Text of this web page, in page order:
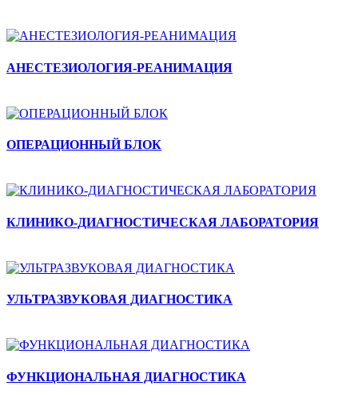
АНЕСТЕЗИОЛОГИЯ-РЕАНИМАЦИЯ
ОПЕРАЦИОННЫЙ БЛОК
КЛИНИКО-ДИАГНОСТИЧЕСКАЯ ЛАБОРАТОРИЯ
УЛЬТРАЗВУКОВАЯ ДИАГНОСТИКА
ФУНКЦИОНАЛЬНАЯ ДИАГНОСТИКА